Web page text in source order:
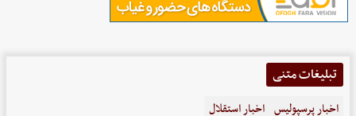
تبلیغات متنی
اخبار پرسپولیس اخبار استقلال